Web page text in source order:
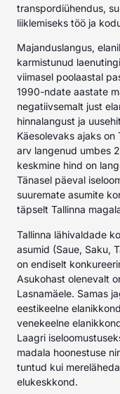
transpordiühendus,
liiklemiseks töö ja
Majanduslangus,
karmistunud
viimasel poolaastal
1990-ndate aastate
negatiivsemalt just
hinnalangust ja
Käesolevaks ajaks on
arv langenud umbes
keskmine hind on
Tänasel päeval
suuremate asumite
täpselt Tallinna
Tallinna lähivaldade
asumid (Saue, Saku,
on endiselt
Asukohast olenevalt
Lasnamäele. Samas
eestikeelne
venekeelne
Laagri
madala hoonestuse
tuntud kui
elukeskkond.